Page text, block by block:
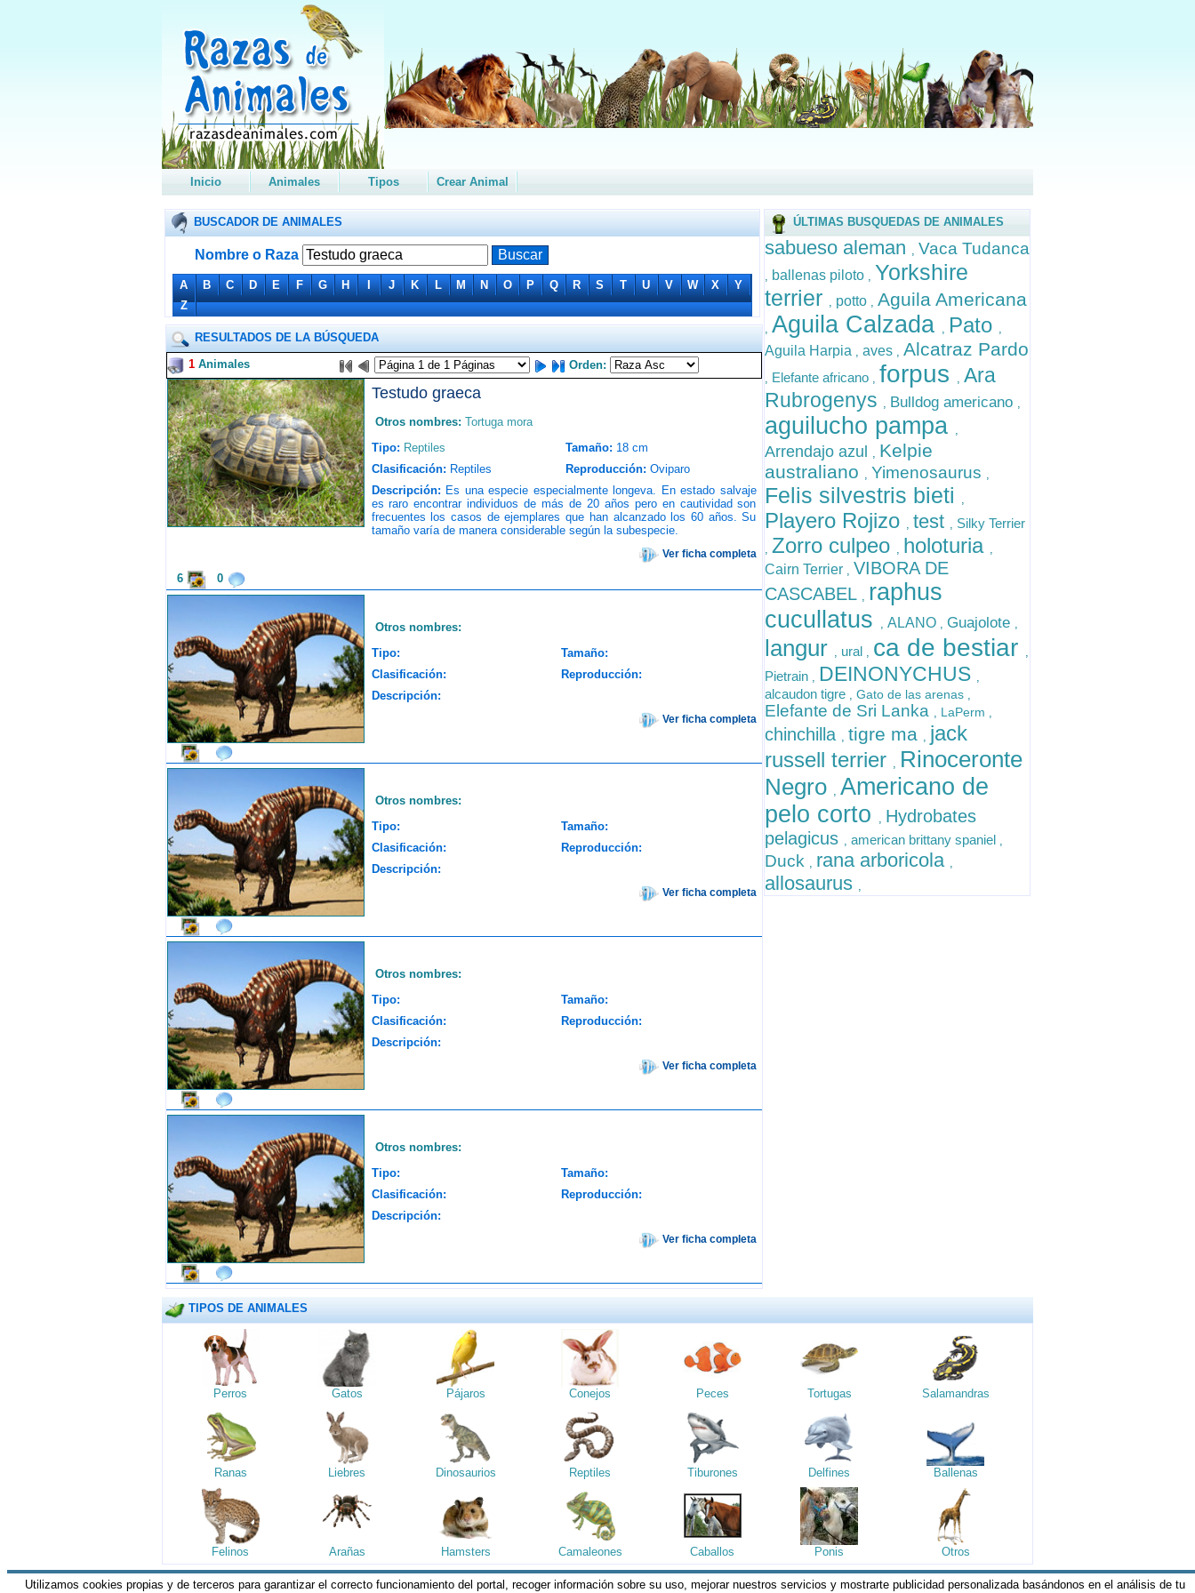
Utilizamos cookies propias y de terceros para garantizar el correcto funcionamiento del portal, recoger información sobre su uso, mejorar nuestros servicios y mostrarte publicidad personalizada basándonos en el análisis de tu
Inicio Animales Tipos Crear Animal
BUSCADOR DE ANIMALES
Nombre o Raza
A B C D E F G H I J K L M N O P Q R S T U V W X
Y
Z
ÚLTIMAS BUSQUEDAS DE ANIMALES
sabueso aleman , Vaca Tudanca
, ballenas piloto , Yorkshire
terrier , potto , Aguila Americana
, Aguila Calzada , Pato ,
Aguila Harpia , aves , Alcatraz Pardo
, Elefante africano , forpus , Ara
Rubrogenys , Bulldog americano ,
aguilucho pampa ,
Arrendajo azul , Kelpie
australiano , Yimenosaurus ,
Felis silvestris bieti ,
Playero Rojizo , test , Silky Terrier
, Zorro culpeo , holoturia ,
Cairn Terrier , VIBORA DE
CASCABEL , raphus
cucullatus
, ALANO , Guajolote ,
langur , ural , ca de bestiar ,
Pietrain , DEINONYCHUS ,
alcaudon tigre , Gato de las arenas ,
Elefante de Sri Lanka , LaPerm ,
chinchilla , tigre ma , jack
russell terrier , Rinoceronte
Negro , Americano de
pelo corto
, Hydrobates
pelagicus , american brittany spaniel ,
Duck , rana arboricola ,
allosaurus ,
RESULTADOS DE LA BÚSQUEDA
1Animales Orden:
Testudo graeca
Otros nombres: Tortuga mora
Tipo: Reptiles Tamaño: 18 cm
Clasificación: Reptiles Reproducción: Oviparo
Descripción: Es una especie especialmente longeva. En estado salvaje
es raro encontrar individuos de más de 20 años pero en cautividad son
frecuentes los casos de ejemplares que han alcanzado los 60 años. Su
tamaño varía de manera considerable según la subespecie.
Ver ficha completa
6 0
Otros nombres:
Tipo:
Tamaño:
Clasificación:
Reproducción:
Descripción:
Ver ficha completa
Otros nombres:
Tipo:
Tamaño:
Clasificación:
Reproducción:
Descripción:
Ver ficha completa
Otros nombres:
Tipo:
Tamaño:
Clasificación:
Reproducción:
Descripción:
Ver ficha completa
Otros nombres:
Tipo:
Tamaño:
Clasificación:
Reproducción:
Descripción:
Ver ficha completa
TIPOS DE ANIMALES
Perros Gatos Pájaros Conejos Peces Tortugas Salamandras
Ranas Liebres Dinosaurios Reptiles Tiburones Delfines Ballenas
Felinos Arañas Hamsters Camaleones Caballos Ponis Otros
HGM Network.com|| Todos los derechos reservados || Al visitar estas páginas, se entiende que acepta losTerminos y Condiciones de nuestros servicios y